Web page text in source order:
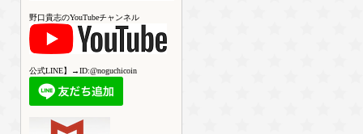
野口貴志のYouTubeチャンネル
公式LINE】→ID:@noguchicoin